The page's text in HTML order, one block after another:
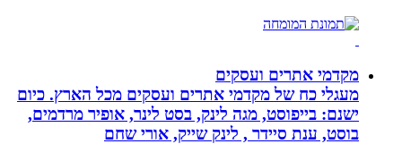
מקדמי אתרים ועסקים
מעגלי כח של מקדמי אתרים ועסקים מכל הארץ. כיום
ישנם: בייפוסט, מגה לינק, בסט לינר, אופיר מרדמים,
בוסט, ענת סיידר , לינק שייק, אורי שחם